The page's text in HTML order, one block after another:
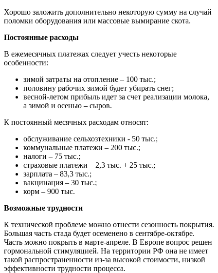
Хорошо заложить дополнительно некоторую сумму на случай
поломки оборудования или массовые вымирание скота.
Постоянные расходы
В ежемесячных платежах следует учесть некоторые
особенности:
зимой затраты на отопление – 100 тыс.;
половину рабочих зимой будет убирать снег;
весной-летом прибыль идет за счет реализации молока,
а зимой и осенью – сыров.
К постоянный месячных расходам относят:
обслуживание сельхозтехники - 50 тыс.;
коммунальные платежи – 200 тыс.;
налоги – 75 тыс.;
страховые платежи – 2,3 тыс. + 25 тыс.;
зарплата – 83,3 тыс.;
вакцинация – 30 тыс.;
корм – 900 тыс.
Возможные трудности
К технической проблеме можно отнести сезонность покрытия.
Большая часть стада будет осеменено в сентябре-октябре.
Часть можно покрыть в марте-апреле. В Европе вопрос решен
гормональной стимуляцией. На территории РФ она не имеет
такой распространенности из-за высокой стоимости, низкой
эффективности трудности процесса.